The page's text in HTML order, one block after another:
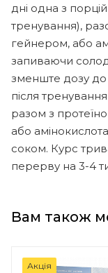
дні одна з
тренування),
гейнером, або
запиваючи
зменште дозу до
після
разом з
або
соком. Курс
перерву на 3-4
Вам також
Акція